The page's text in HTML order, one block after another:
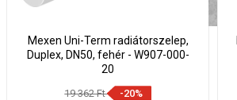
Mexen Uni-Term radiátorszelep,
Duplex, DN50, fehér - W907-000-
20
19 362 Ft -20%